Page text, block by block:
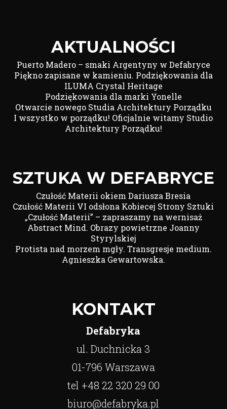
AKTUALNOŚCI
Puerto Madero – smaki Argentyny w Defabryce
Piękno zapisane w kamieniu. Podziękowania dla
ILUMA Crystal Heritage
Podziękowania dla marki Yonelle
Otwarcie nowego Studia Architektury Porządku
I wszystko w porządku! Oficjalnie witamy Studio
Architektury Porządku!
SZTUKA W DEFABRYCE
Czułość Materii okiem Dariusza Bresia
Czułość Materii VI odsłona Kobiecej Strony Sztuki
„Czułość Materii” – zapraszamy na wernisaż
Abstract Mind. Obrazy powietrzne Joanny
Styrylskiej
Protista nad morzem mgły. Transgresje medium.
Agnieszka Gewartowska.
KONTAKT
Defabryka
ul. Duchnicka 3
01-796 Warszawa
tel +48 22 320 29 00
biuro@defabryka.pl